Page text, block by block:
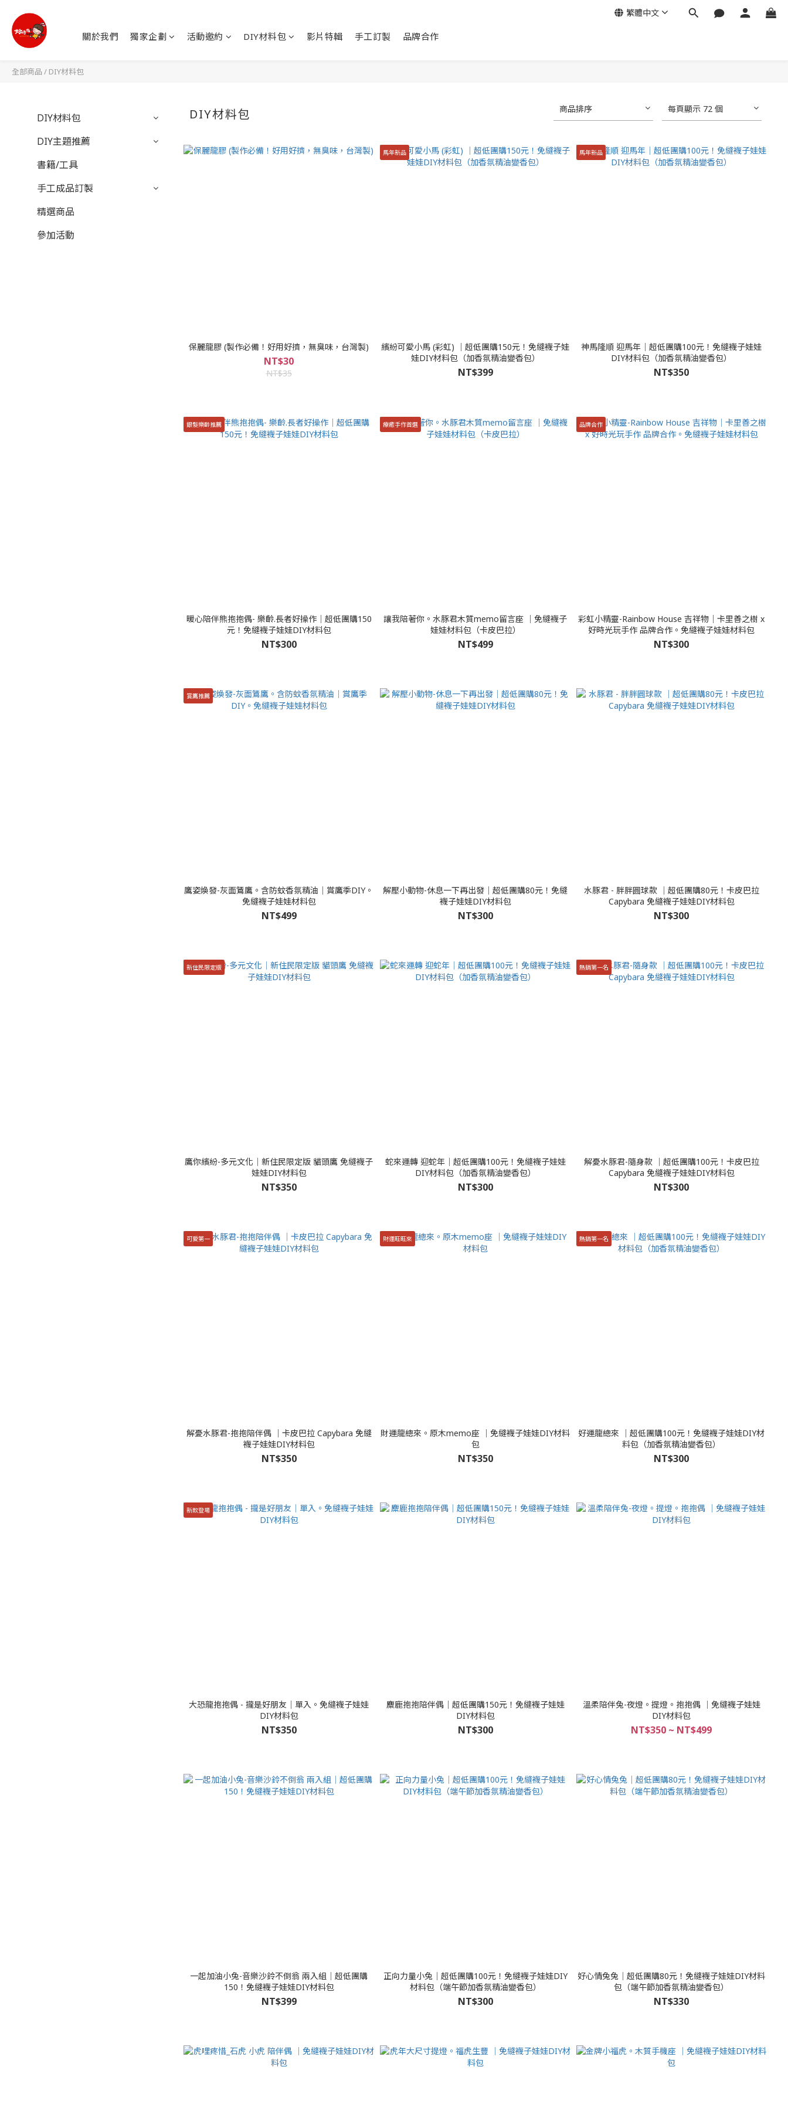
關於我們 獨家企劃 活動邀約 DIY材料包 影片特輯 手工訂製 品牌合作
繁體中文
全部商品 / DIY材料包
DIY材料包
DIY主題推薦
書籍/工具
手工成品訂製
精選商品
參加活動
DIY材料包 商品排序 每頁顯示 72 個
保麗龍膠 (製作必備！好用好擠，無臭味，台灣製)
NT$30
NT$35
馬年新品
繽紛可愛小馬 (彩虹) │超低團購150元！免縫襪子娃
娃DIY材料包（加香氛精油變香包）
NT$399
馬年新品
神馬隆順 迎馬年│超低團購100元！免縫襪子娃娃
DIY材料包（加香氛精油變香包）
NT$350
銀髮樂齡推薦
暖心陪伴熊抱抱偶- 樂齡.長者好操作│超低團購150
元！免縫襪子娃娃DIY材料包
NT$300
療癒手作首選
讓我陪著你。水豚君木質memo留言座 │免縫襪子
娃娃材料包（卡皮巴拉）
NT$499
品牌合作
彩虹小精靈-Rainbow House 吉祥物│卡里善之樹 x
好時光玩手作 品牌合作。免縫襪子娃娃材料包
NT$300
賞鷹推薦
鷹姿煥發-灰面鵟鷹。含防蚊香氛精油│賞鷹季DIY。
免縫襪子娃娃材料包
NT$499
解壓小動物-休息一下再出發│超低團購80元！免縫
襪子娃娃DIY材料包
NT$300
水豚君 - 胖胖圓球款 │超低團購80元！卡皮巴拉
Capybara 免縫襪子娃娃DIY材料包
NT$300
新住民限定版
鷹你繽紛-多元文化│新住民限定版 貓頭鷹 免縫襪子
娃娃DIY材料包
NT$350
蛇來運轉 迎蛇年│超低團購100元！免縫襪子娃娃
DIY材料包（加香氛精油變香包）
NT$300
熱銷第一名
解憂水豚君-隨身款 │超低團購100元！卡皮巴拉
Capybara 免縫襪子娃娃DIY材料包
NT$300
可愛第一
解憂水豚君-抱抱陪伴偶 │卡皮巴拉 Capybara 免縫
襪子娃娃DIY材料包
NT$350
財運旺旺來
財運龍總來。原木memo座 │免縫襪子娃娃DIY材料
包
NT$350
熱銷第一名
好運龍總來 │超低團購100元！免縫襪子娃娃DIY材
料包（加香氛精油變香包）
NT$300
新款登場
大恐龍抱抱偶 - 攏是好朋友│單入。免縫襪子娃娃
DIY材料包
NT$350
麋鹿抱抱陪伴偶│超低團購150元！免縫襪子娃娃
DIY材料包
NT$300
溫柔陪伴兔-夜燈。提燈。抱抱偶 │免縫襪子娃娃
DIY材料包
NT$350 ~ NT$499
一起加油小兔-音樂沙鈴不倒翁 兩入組│超低團購
150！免縫襪子娃娃DIY材料包
NT$399
正向力量小兔│超低團購100元！免縫襪子娃娃DIY
材料包（端午節加香氛精油變香包）
NT$300
好心情兔兔│超低團購80元！免縫襪子娃娃DIY材料
包（端午節加香氛精油變香包）
NT$330